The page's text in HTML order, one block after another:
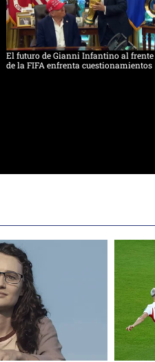
El futuro de Gianni Infantino al frente
de la FIFA enfrenta cuestionamientos